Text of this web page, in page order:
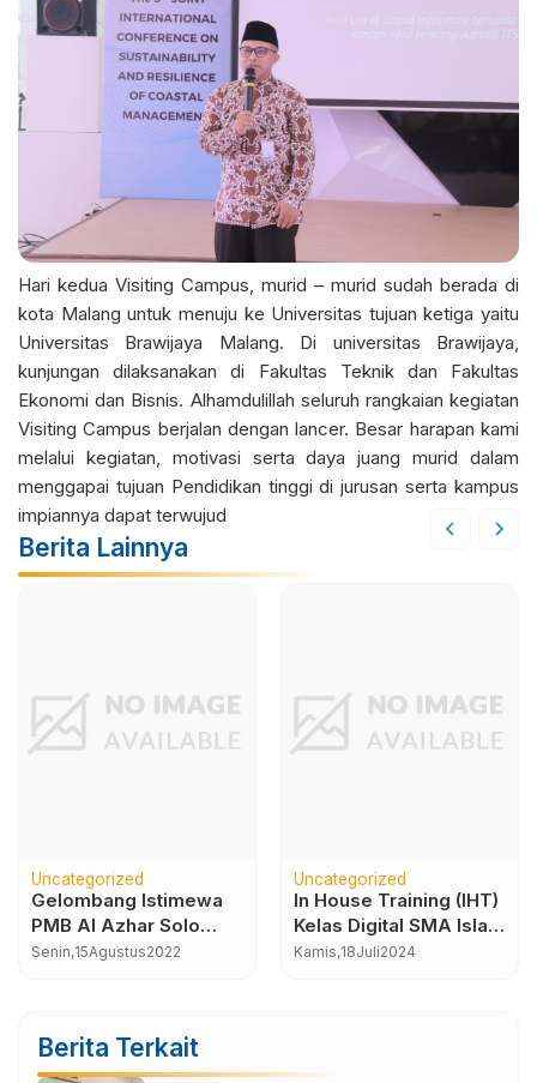
Hari kedua Visiting Campus, murid – murid sudah berada di
kota Malang untuk menuju ke Universitas tujuan ketiga yaitu
Universitas Brawijaya Malang. Di universitas Brawijaya,
kunjungan dilaksanakan di Fakultas Teknik dan Fakultas
Ekonomi dan Bisnis. Alhamdulillah seluruh rangkaian kegiatan
Visiting Campus berjalan dengan lancer. Besar harapan kami
melalui kegiatan, motivasi serta daya juang murid dalam
menggapai tujuan Pendidikan tinggi di jurusan serta kampus
impiannya dapat terwujud
Berita Lainnya
(IHT)
Islam
Uncategorized
RAKER SMA ISLAM AL
AZHAR 7 TAHUN 2021
Selasa,
Uncategorized
Petunjuk
PTS, PAS,
dan Penilaian
Minggu,
Berita Terkait